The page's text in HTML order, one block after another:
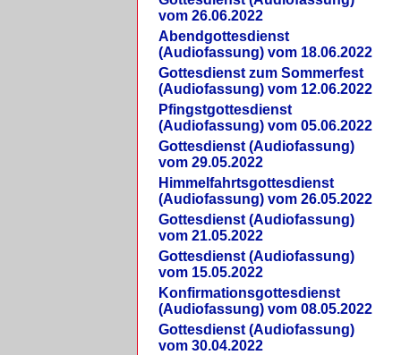
vom 26.06.2022
Abendgottesdienst
(Audiofassung) vom 18.06.2022
Gottesdienst zum Sommerfest
(Audiofassung) vom 12.06.2022
Pfingstgottesdienst
(Audiofassung) vom 05.06.2022
Gottesdienst (Audiofassung)
vom 29.05.2022
Himmelfahrtsgottesdienst
(Audiofassung) vom 26.05.2022
Gottesdienst (Audiofassung)
vom 21.05.2022
Gottesdienst (Audiofassung)
vom 15.05.2022
Konfirmationsgottesdienst
(Audiofassung) vom 08.05.2022
Gottesdienst (Audiofassung)
vom 30.04.2022